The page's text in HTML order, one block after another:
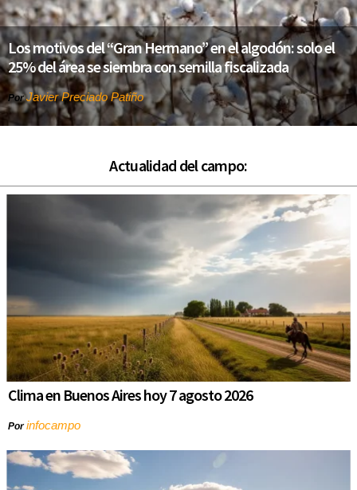
Los motivos del “Gran Hermano” en el algodón: solo el
25% del área se siembra con semilla fiscalizada
PorJavier Preciado Patiño
Actualidad del campo:
Clima en Buenos Aires hoy 7 agosto 2026
Porinfocampo